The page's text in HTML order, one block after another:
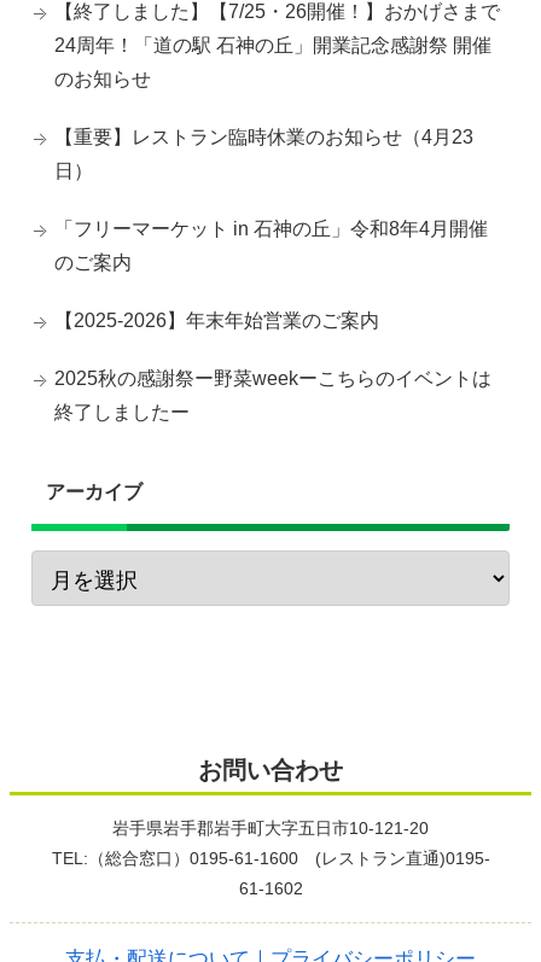
【終了しました】【7/25・26開催！】おかげさまで
24周年！「道の駅 石神の丘」開業記念感謝祭 開催
のお知らせ
【重要】レストラン臨時休業のお知らせ（4月23
日）
「フリーマーケット in 石神の丘」令和8年4月開催
のご案内
【2025-2026】年末年始営業のご案内
2025秋の感謝祭ー野菜weekーこちらのイベントは
終了しましたー
アーカイブ
お問い合わせ
岩手県岩手郡岩手町大字五日市10-121-20
TEL:（総合窓口）0195-61-1600 (レストラン直通)0195-
61-1602